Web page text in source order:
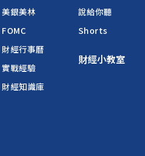
美銀美林
FOMC
財經行事曆
實戰經驗
財經知識庫
說給你聽
Shorts
財經小教室